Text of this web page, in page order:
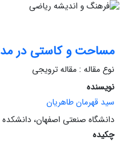
مساحت و کاستی در
نوع مقاله : مقاله ترویجی
نویسنده
سید قهرمان طاهریان
دانشگاه صنعتی اصفهان،
چکیده